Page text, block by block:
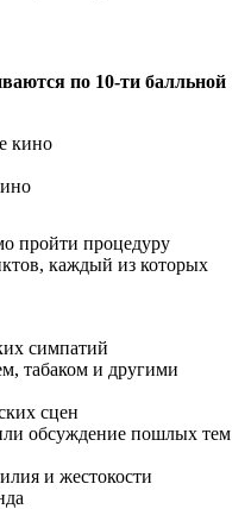
по 10-ти балльной
кино
пройти процедуру
каждый из которых
симпатий
табаком и другими
сцен
обсуждение пошлых тем
и жестокости